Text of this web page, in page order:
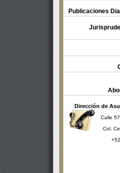
Publicaciones
Dirección de
Calle
Col.